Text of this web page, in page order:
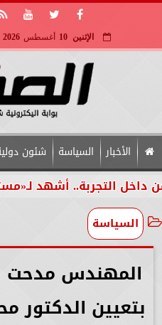
الإثنين 10 أغسطس 2026
الأخبار السياسة شئون
أشهد لـ«مستقبل
السياسة
المهندس مدحت
بتعيين الدكتور